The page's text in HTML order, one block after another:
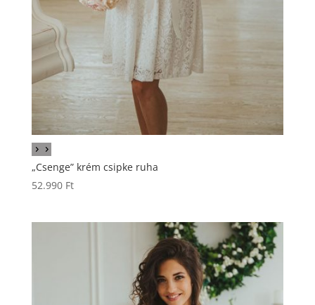
„Csenge” krém csipke ruha
52.990 Ft